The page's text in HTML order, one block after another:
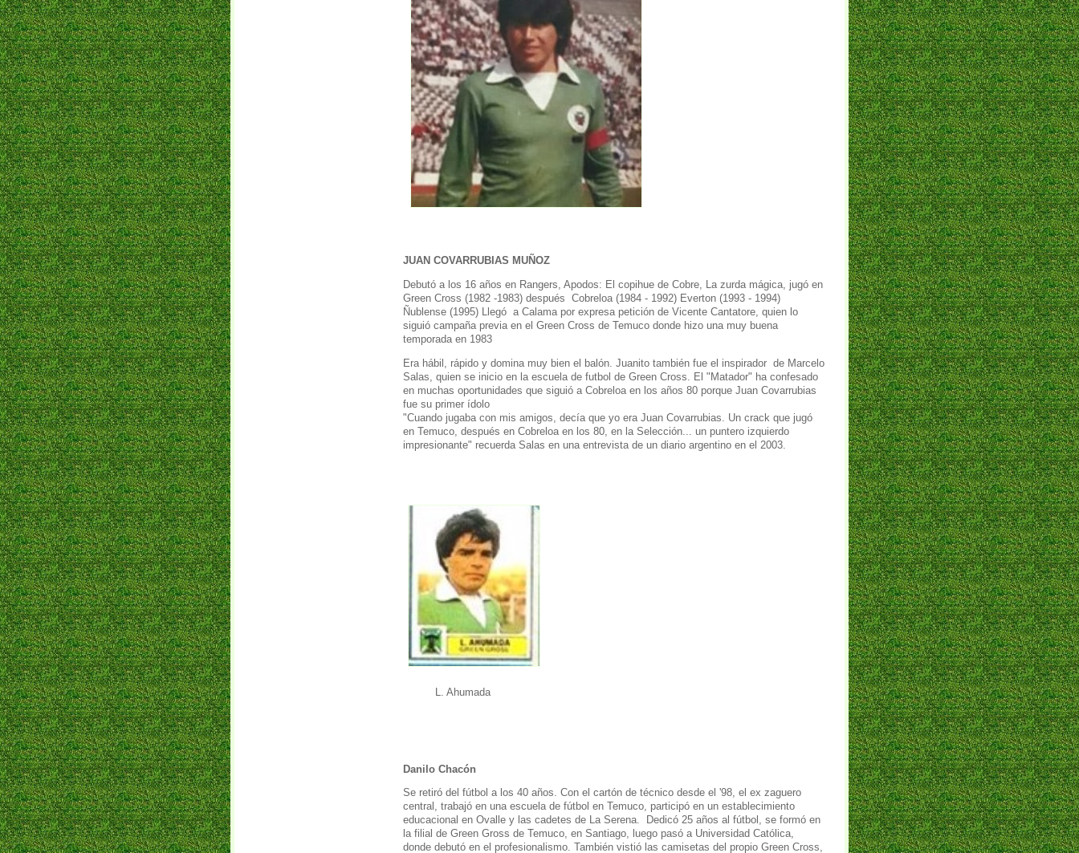
JUAN COVARRUBIAS MUÑOZ
Debutó a los 16 años en Rangers, Apodos: El copihue de Cobre, La zurda mágica, jugó en
Green Cross (1982 -1983) después Cobreloa (1984 - 1992) Everton (1993 - 1994)
Ñublense (1995) Llegó a Calama por expresa petición de Vicente Cantatore, quien lo
siguió campaña previa en el Green Cross de Temuco donde hizo una muy buena
temporada en 1983
Era hábil, rápido y domina muy bien el balón. Juanito también fue el inspirador de Marcelo
Salas, quien se inicio en la escuela de futbol de Green Cross. El "Matador" ha confesado
en muchas oportunidades que siguió a Cobreloa en los años 80 porque Juan Covarrubias
fue su primer ídolo
"Cuando jugaba con mis amigos, decía que yo era Juan Covarrubias. Un crack que jugó
en Temuco, después en Cobreloa en los 80, en la Selección... un puntero izquierdo
impresionante" recuerda Salas en una entrevista de un diario argentino en el 2003.
L. Ahumada
Danilo Chacón
Se retiró del fútbol a los 40 años. Con el cartón de técnico desde el '98, el ex zaguero
central, trabajó en una escuela de fútbol en Temuco, participó en un establecimiento
educacional en Ovalle y las cadetes de La Serena. Dedicó 25 años al fútbol, se formó en
la filial de Green Gross de Temuco, en Santiago, luego pasó a Universidad Católica,
donde debutó en el profesionalismo. También vistió las camisetas del propio Green Cross,